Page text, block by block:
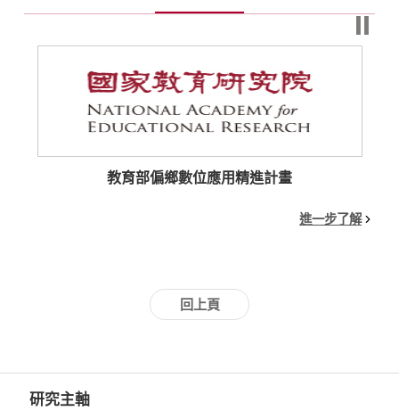
⏸
教育部偏鄉數位應用精進計畫
進一步了解
回上頁
研究主軸